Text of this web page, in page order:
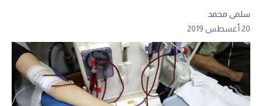
سلمى محمد
20 أغسطس 2019